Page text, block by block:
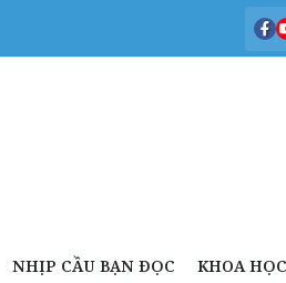
NHỊP CẦU BẠN ĐỌC KHOA